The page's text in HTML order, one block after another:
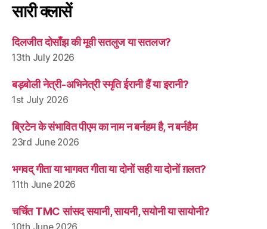
सारी क्लासें
दिलजीत दोसाँझ की मूवी सतलुज या सतलज?
13th July 2026
बड़बोली नेत्री-अभिनेत्री स्मृति ईरानी हैं या इरानी?
1st July 2026
ब्रिटेन के संभावित पीएम का नाम न बर्नहम है, न बर्नहैम
23rd June 2026
भगवद् गीता या भागवत गीता या दोनों सही या दोनों ग़लत?
11th June 2026
चर्चित TMC सांसद सयानी, सायनी, सयोनी या सायोनी?